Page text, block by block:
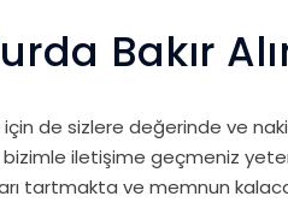
Bakır
için de sizlere değerinde ve
bizimle iletişime geçmeniz
tartmakta ve memnun